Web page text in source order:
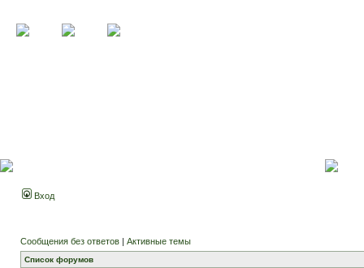
Вход
Сообщения без ответов | Активные темы
Список форумов